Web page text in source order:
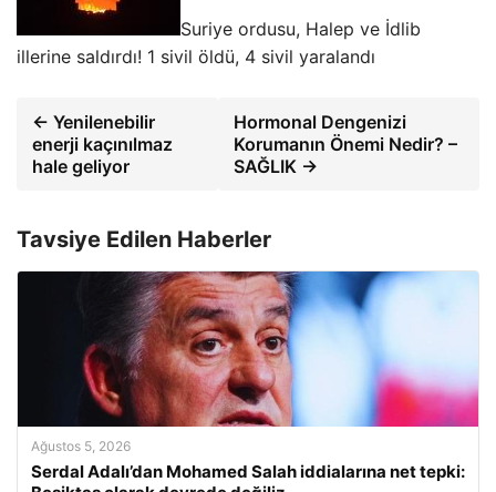
Suriye ordusu, Halep ve İdlib
illerine saldırdı! 1 sivil öldü, 4 sivil yaralandı
← Yenilenebilir
enerji kaçınılmaz
hale geliyor
Hormonal Dengenizi
Korumanın Önemi Nedir? –
SAĞLIK →
Tavsiye Edilen Haberler
Ağustos 5, 2026
Serdal Adalı’dan Mohamed Salah iddialarına net tepki: